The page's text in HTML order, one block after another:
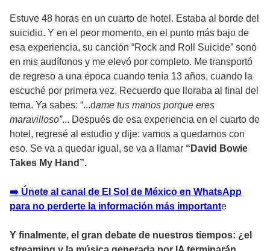
Estuve 48 horas en un cuarto de hotel. Estaba al borde del
suicidio. Y en el peor momento, en el punto más bajo de
esa experiencia, su canción “Rock and Roll Suicide” sonó
en mis audífonos y me elevó por completo. Me transportó
de regreso a una época cuando tenía 13 años, cuando la
escuché por primera vez. Recuerdo que lloraba al final del
tema. Ya sabes: “...dame tus manos porque eres
maravilloso”... Después de esa experiencia en el cuarto de
hotel, regresé al estudio y dije: vamos a quedarnos con
eso. Se va a quedar igual, se va a llamar “David Bowie
Takes My Hand”.
➡️ Únete al canal de El Sol de México en WhatsApp
para no perderte la información más importante
Y finalmente, el gran debate de nuestros tiempos: ¿el